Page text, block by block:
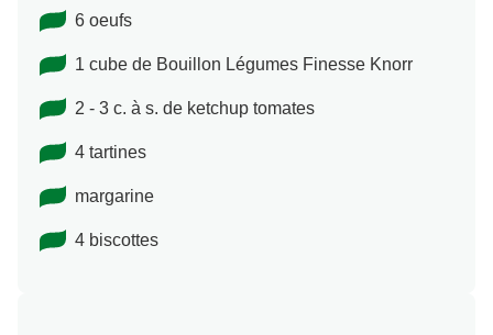
6 oeufs
1 cube de Bouillon Légumes Finesse Knorr
2 - 3 c. à s. de ketchup tomates
4 tartines
margarine
4 biscottes